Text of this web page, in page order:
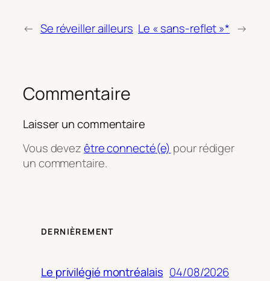
← Se réveiller ailleurs Le « sans-reflet »* →
Commentaire
Laisser un commentaire
Vous devezêtre connecté(e) pour rédiger
un commentaire.
DERNIÈREMENT
Le privilégié montréalais 04/08/2026